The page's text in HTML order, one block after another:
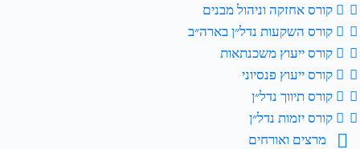
קורס אחזקה וניהול מבנים
קורס השקעות נדל״ן בארה״ב
קורס ייעוץ משכנתאות
קורס ייעוץ פנסיוני
קורס תיווך נדל״ן
קורס יזמות נדל״ן
מרצים ואורחים